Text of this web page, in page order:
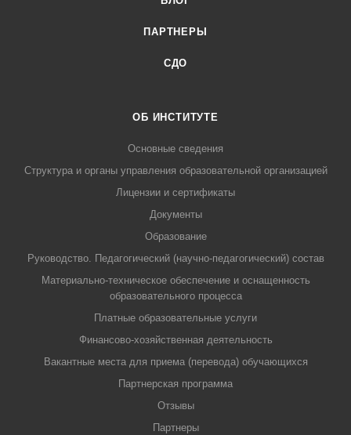
ПАРТНЕРЫ
СДО
ОБ ИНСТИТУТЕ
Основные сведения
Структура и органы управления образовательной организацией
Лицензии и сертификаты
Документы
Образование
Руководство. Педагогический (научно-педагогический) состав
Материально-техническое обеспечение и оснащенность
образовательного процесса
Платные образовательные услуги
Финансово-хозяйственная деятельность
Вакантные места для приема (перевода) обучающихся
Партнерская программа
Отзывы
Партнеры